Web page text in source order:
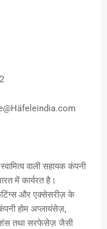
वाली सहायक कंपनी
में कार्यरत है।
और एक्सेसरीज़ के
होम अप्लायंसेज़,
तथा सरफेसेज़ जैसी